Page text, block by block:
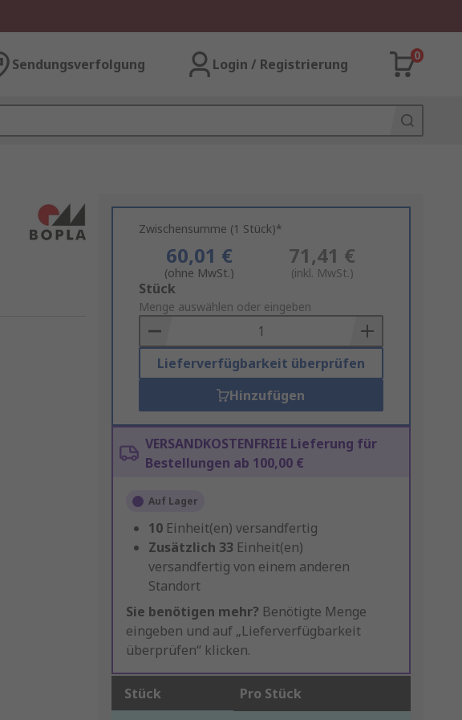
Sendungsverfolgung Login / Registrierung
0
Zwischensumme (1 Stück)*
60,01 €
(ohne MwSt.)
71,41 €
(inkl. MwSt.)
Add
to
Basket
Stück
Menge auswählen oder eingeben
Lieferverfügbarkeit überprüfen
Hinzufügen
VERSANDKOSTENFREIE Lieferung für
Bestellungen ab 100,00 €
Auf Lager
10 Einheit(en) versandfertig
Zusätzlich 33 Einheit(en)
versandfertig von einem anderen
Standort
Sie benötigen mehr? Benötigte Menge
eingeben und auf „Lieferverfügbarkeit
überprüfen“ klicken.
Stück Pro Stück